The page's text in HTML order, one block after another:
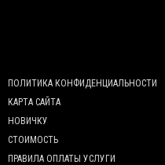
ПОЛИТИКА КОНФИДЕНЦИАЛЬНОСТИ
КАРТА САЙТА
НОВИЧКУ
СТОИМОСТЬ
ПРАВИЛА ОПЛАТЫ УСЛУГИ